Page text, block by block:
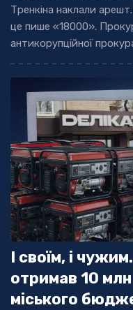
Тренкіна наклали
це пише «18000».
антикорупційної
І своїм, і
отримав 10
міського